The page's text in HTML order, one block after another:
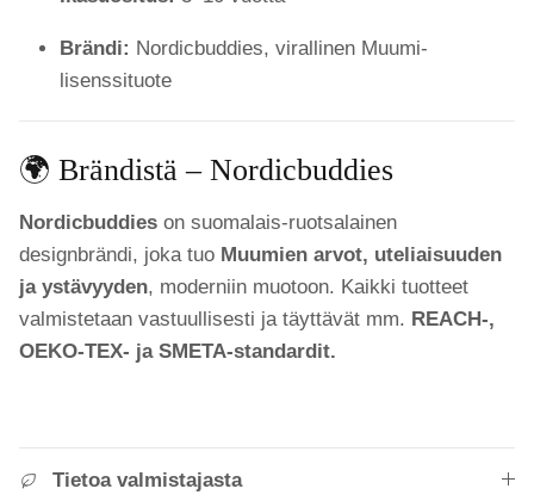
Brändi: Nordicbuddies, virallinen Muumi-
lisenssituote
🌍 Brändistä – Nordicbuddies
Nordicbuddies on suomalais-ruotsalainen
designbrändi, joka tuo Muumien arvot, uteliaisuuden
ja ystävyyden, moderniin muotoon. Kaikki tuotteet
valmistetaan vastuullisesti ja täyttävät mm. REACH-,
OEKO-TEX- ja SMETA-standardit.
Tietoa valmistajasta